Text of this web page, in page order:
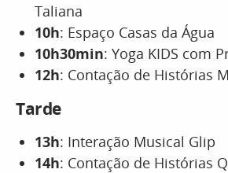
Taliana
10h: Espaço Casas da Água
10h30min: Yoga KIDS com
12h: Contação de Histórias
Tarde
13h: Interação Musical Glip
14h: Contação de Histórias